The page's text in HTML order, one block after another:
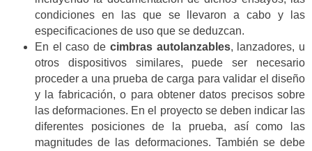
condiciones en las que se llevaron a cabo y las
especificaciones de uso que se deduzcan.
En el caso de cimbras autolanzables, lanzadores, u
otros dispositivos similares, puede ser necesario
proceder a una prueba de carga para validar el diseño
y la fabricación, o para obtener datos precisos sobre
las deformaciones. En el proyecto se deben indicar las
diferentes posiciones de la prueba, así como las
magnitudes de las deformaciones. También se debe